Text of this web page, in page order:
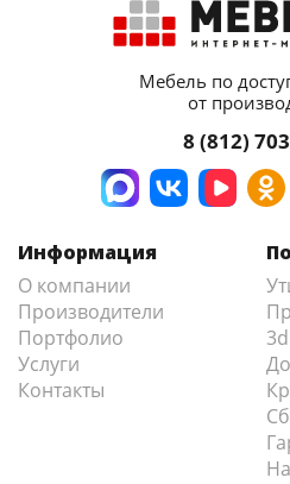
Мебель по
от
8 (812)
Информация
О компании
Производители
Портфолио
Услуги
Контакты